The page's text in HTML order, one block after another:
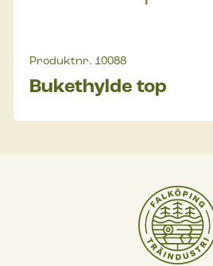
Produktnr. 10088
Bukethylde top